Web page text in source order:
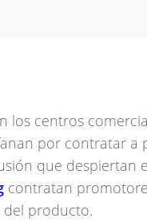
los centros
por contratar a
que despiertan
contratan
del producto.